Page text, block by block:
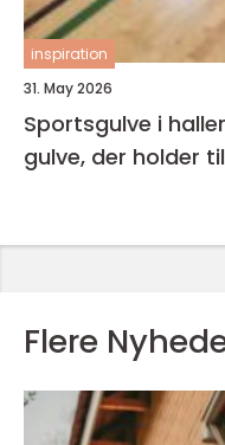
inspiration
31. May 2026
Sportsgulve i
gulve, der holder
Flere